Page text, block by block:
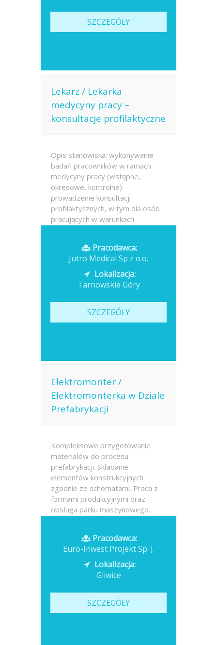
SZCZEGÓŁY
Lekarz / Lekarka
medycyny pracy –
konsultacje profilaktyczne
Opis stanowiska: wykonywanie
badań pracowników w ramach
medycyny pracy (wstępne,
okresowe, kontrolne)
prowadzenie konsultacji
profilaktycznych, w tym dla osób
pracujących w warunkach
stanowiskach...
Opublikowano: dzisiaj
Pracodawca:
Jutro Medical Sp z o.o.
Lokalizacja:
Tarnowskie Góry
SZCZEGÓŁY
Elektromonter /
Elektromonterka w Dziale
Prefabrykacji
Kompleksowe przygotowanie
materiałów do procesu
prefabrykacji. Składanie
elementów konstrukcyjnych
zgodnie ze schematami. Praca z
formami produkcyjnymi oraz
obsługa parku maszynowego.
codziennej pracy....
Opublikowano: dzisiaj
Pracodawca:
Euro-Inwest Projekt Sp. J.
Lokalizacja:
Gliwice
SZCZEGÓŁY